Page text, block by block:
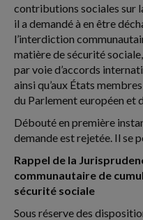
contributions sociales sur
il a demandé à en être
l’interdiction
matière de sécurité
par voie d’accords
ainsi qu’aux États
du Parlement européen et
Débouté en première
demande est rejetée. Il se
Rappel de la
communautaire de
sécurité sociale
Sous réserve des